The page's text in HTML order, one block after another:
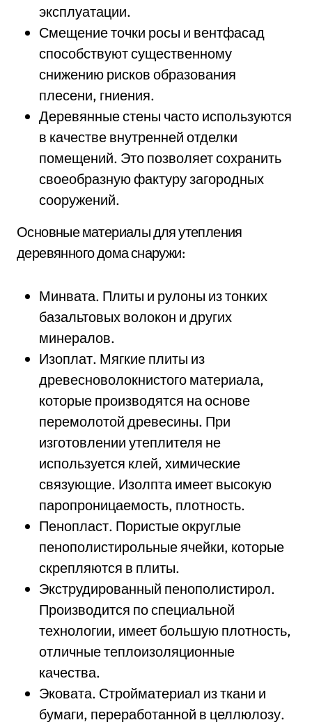
эксплуатации.
Смещение точки росы и вентфасад
способствуют существенному
снижению рисков образования
плесени, гниения.
Деревянные стены часто используются
в качестве внутренней отделки
помещений. Это позволяет сохранить
своеобразную фактуру загородных
сооружений.
Основные материалы для утепления
деревянного дома снаружи:
Минвата. Плиты и рулоны из тонких
базальтовых волокон и других
минералов.
Изоплат. Мягкие плиты из
древесноволокнистого материала,
которые производятся на основе
перемолотой древесины. При
изготовлении утеплителя не
используется клей, химические
связующие. Изолпта имеет высокую
паропроницаемость, плотность.
Пенопласт. Пористые округлые
пенополистирольные ячейки, которые
скрепляются в плиты.
Экструдированный пенополистирол.
Производится по специальной
технологии, имеет большую плотность,
отличные теплоизоляционные
качества.
Эковата. Стройматериал из ткани и
бумаги, переработанной в целлюлозу.